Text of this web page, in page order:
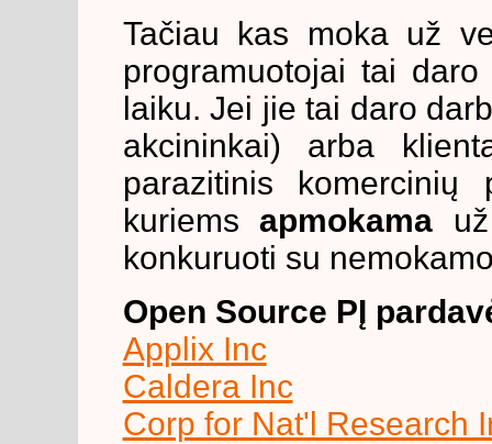
Tačiau kas moka už
programuotojai tai
laiku. Jei jie tai daro
akcininkai) arba
parazitinis komercinių
kuriemsapmokama
konkuruoti su
Open Source PĮ
Applix Inc
Caldera Inc
Corp for Nat'l Research